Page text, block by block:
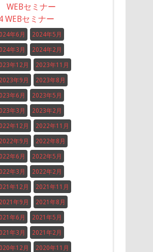
WEBセミナー
WEBセミナー
年6月 2024年5月
年3月 2024年2月
年12月 2023年11月
2023年9月 2023年8月
年6月 2023年5月
年3月 2023年2月
年12月 2022年11月
2022年9月 2022年8月
年6月 2022年5月
年3月 2022年2月
年12月 2021年11月
2021年9月 2021年8月
年6月 2021年5月
年3月 2021年2月
年12月 2020年11月